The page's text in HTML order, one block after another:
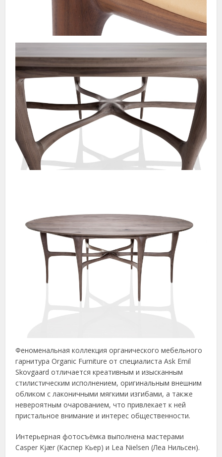
Феноменальная коллекция органического мебельного
гарнитура Organic Furniture от специалиста Ask Emil
Skovgaard отличается креативным и изысканным
стилистическим исполнением, оригинальным внешним
обликом с лаконичными мягкими изгибами, а также
невероятным очарованием, что привлекает к ней
пристальное внимание и интерес общественности.
Интерьерная фотосъёмка выполнена мастерами
Casper Kjær (Каспер Кьер) и Lea Nielsen (Леа Нильсен).